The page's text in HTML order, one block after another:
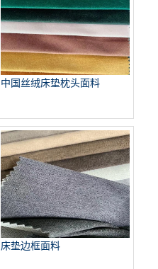
中国丝绒床垫枕头面料
床垫边框面料